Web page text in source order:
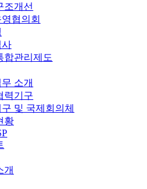
조개선
협의회
사
합관리제도
소개
력기구
및 국제회의체
황
개